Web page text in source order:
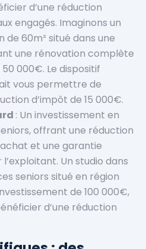
d’une réduction
engagés. Imaginons un
60m² situé dans une
une rénovation complète
000€. Le dispositif
vous permettre de
d’impôt de 15 000€.
: Un investissement en
offrant une réduction
et une garantie
Un studio dans
seniors situé en région
de 100 000€,
d’une réduction